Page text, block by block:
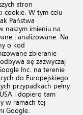
stron
cookie. W tym celu
Państwa
naszym imieniu na
i analizowane. Na
o kod
zbieranie
się zazwyczaj
Inc. na terenie
do Europejskiego
przypadkach pełny
i dopiero tam
w ramach tej
Google.